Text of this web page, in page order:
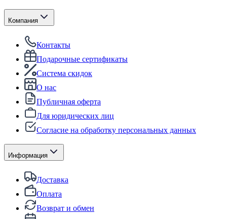
Компания
Контакты
Подарочные сертификаты
Система скидок
О нас
Публичная оферта
Для юридических лиц
Согласие на обработку персональных данных
Информация
Доставка
Оплата
Возврат и обмен